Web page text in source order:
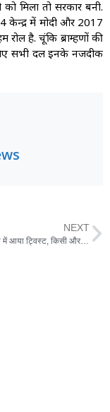
को मिला तो सरकार बनी.
केन्द्र में मोदी और 2017
रोल है. चूंकि ब्राम्हणों की
सभी दल इनके नजदीक
NEXT
MP : लव स्टोरी में आया ट्विस्ट, किसी और की हो चुकी 9 साल पहले गुम विवाहिता